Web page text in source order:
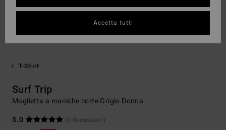
T-Shirt
Surf Trip
Maglietta a maniche corte Grigio Donna
5.0
(2 Recensioni)
Accetta tutti